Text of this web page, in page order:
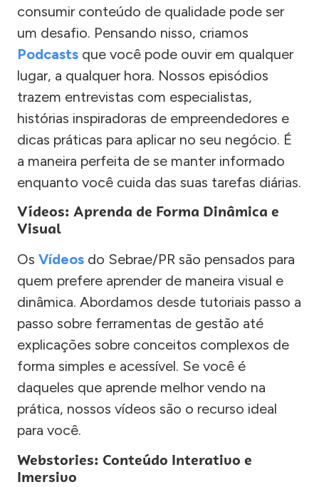
consumir conteúdo de qualidade pode ser
um desafio. Pensando nisso, criamos
Podcasts que você pode ouvir em qualquer
lugar, a qualquer hora. Nossos episódios
trazem entrevistas com especialistas,
histórias inspiradoras de empreendedores e
dicas práticas para aplicar no seu negócio. É
a maneira perfeita de se manter informado
enquanto você cuida das suas tarefas diárias.
Vídeos: Aprenda de Forma Dinâmica e
Visual
Os Vídeos do Sebrae/PR são pensados para
quem prefere aprender de maneira visual e
dinâmica. Abordamos desde tutoriais passo a
passo sobre ferramentas de gestão até
explicações sobre conceitos complexos de
forma simples e acessível. Se você é
daqueles que aprende melhor vendo na
prática, nossos vídeos são o recurso ideal
para você.
Webstories: Conteúdo Interativo e
Imersivo